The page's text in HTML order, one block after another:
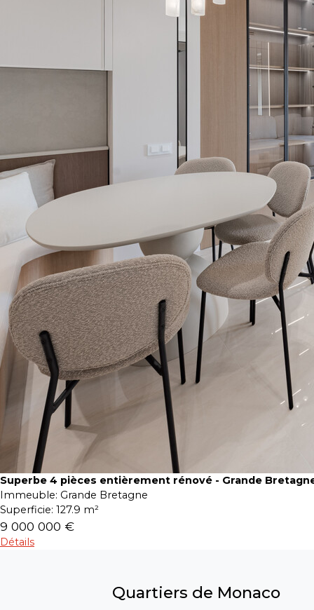
Superbe 4 pièces entièrement rénové - Grande
Immeuble: Grande Bretagne
Superficie: 127.9 m²
9 000 000 €
Détails
Quartiers de Monaco